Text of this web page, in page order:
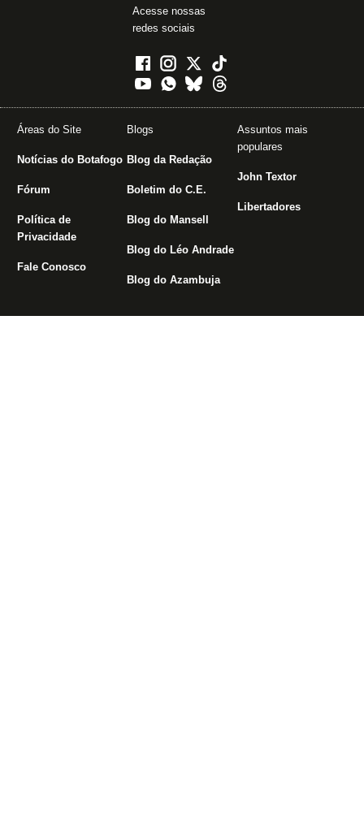
Acesse nossas
redes sociais
Áreas do Site
Notícias do Botafogo
Fórum
Política de
Privacidade
Fale Conosco
Blogs
Blog da Redação
Boletim do C.E.
Blog do Mansell
Blog do Léo Andrade
Blog do Azambuja
Assuntos mais
populares
John Textor
Libertadores